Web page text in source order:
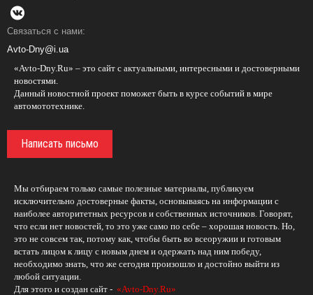
Связаться с нами:
Avto-Dny@i.ua
«Avto-Dny.Ru» – это сайт с актуальными, интересными и достоверными
новостями.
Данный новостной проект поможет быть в курсе событий в мире
автомототехнике.
Написать письмо
Мы отбираем только самые полезные материалы, публикуем
исключительно достоверные факты, основываясь на информации с
наиболее авторитетных ресурсов и собственных источников. Говорят,
что если нет новостей, то это уже само по себе – хорошая новость. Но,
это не совсем так, потому как, чтобы быть во всеоружии и готовым
встать лицом к лицу с новым днем и одержать над ним победу,
необходимо знать, что же сегодня произошло и достойно выйти из
любой ситуации.
Для этого и создан сайт - «Avto-Dny.Ru»